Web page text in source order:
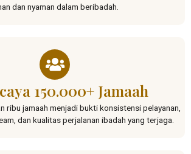
dan nyaman dalam beribadah.
150.000+ Jamaah
ribu jamaah menjadi bukti konsistensi pelayanan,
dan kualitas perjalanan ibadah yang terjaga.